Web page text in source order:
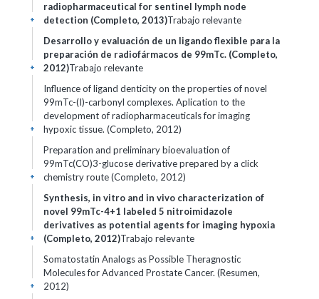
radiopharmaceutical for sentinel lymph node
detection (Completo, 2013)Trabajo relevante
+
Desarrollo y evaluación de un ligando flexible para la
preparación de radiofármacos de 99mTc. (Completo,
2012)Trabajo relevante
+
Influence of ligand denticity on the properties of novel
99mTc-(I)-carbonyl complexes. Aplication to the
development of radiopharmaceuticals for imaging
hypoxic tissue. (Completo, 2012)
+
Preparation and preliminary bioevaluation of
99mTc(CO)3-glucose derivative prepared by a click
chemistry route (Completo, 2012)
+
Synthesis, in vitro and in vivo characterization of
novel 99mTc-4+1 labeled 5 nitroimidazole
derivatives as potential agents for imaging hypoxia
(Completo, 2012)Trabajo relevante
+
Somatostatin Analogs as Possible Theragnostic
Molecules for Advanced Prostate Cancer. (Resumen,
2012)
+